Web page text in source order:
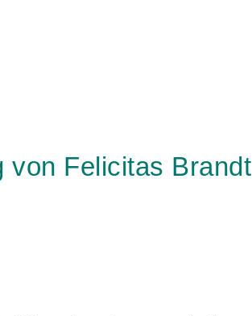
von Felicitas Brandt